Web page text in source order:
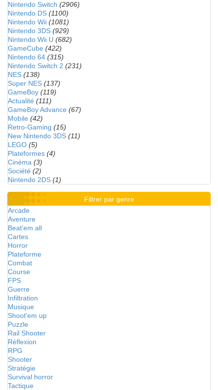
Nintendo Switch (2906)
Nintendo DS (1100)
Nintendo Wii (1081)
Nintendo 3DS (929)
Nintendo Wii U (682)
GameCube (422)
Nintendo 64 (315)
Nintendo Switch 2 (231)
NES (138)
Super NES (137)
GameBoy (119)
Actualité (111)
GameBoy Advance (67)
Mobile (42)
Retro-Gaming (15)
New Nintendo 3DS (11)
LEGO (5)
Plateformes (4)
Cinéma (3)
Société (2)
Nintendo 2DS (1)
Filtrer par genre
Arcade
Aventure
Beat'em all
Cartes
Horror
Plateforme
Combat
Course
FPS
Guerre
Infiltration
Musique
Shoot'em up
Puzzle
Rail Shooter
Réflexion
RPG
Shooter
Stratégie
Survival horror
Tactique